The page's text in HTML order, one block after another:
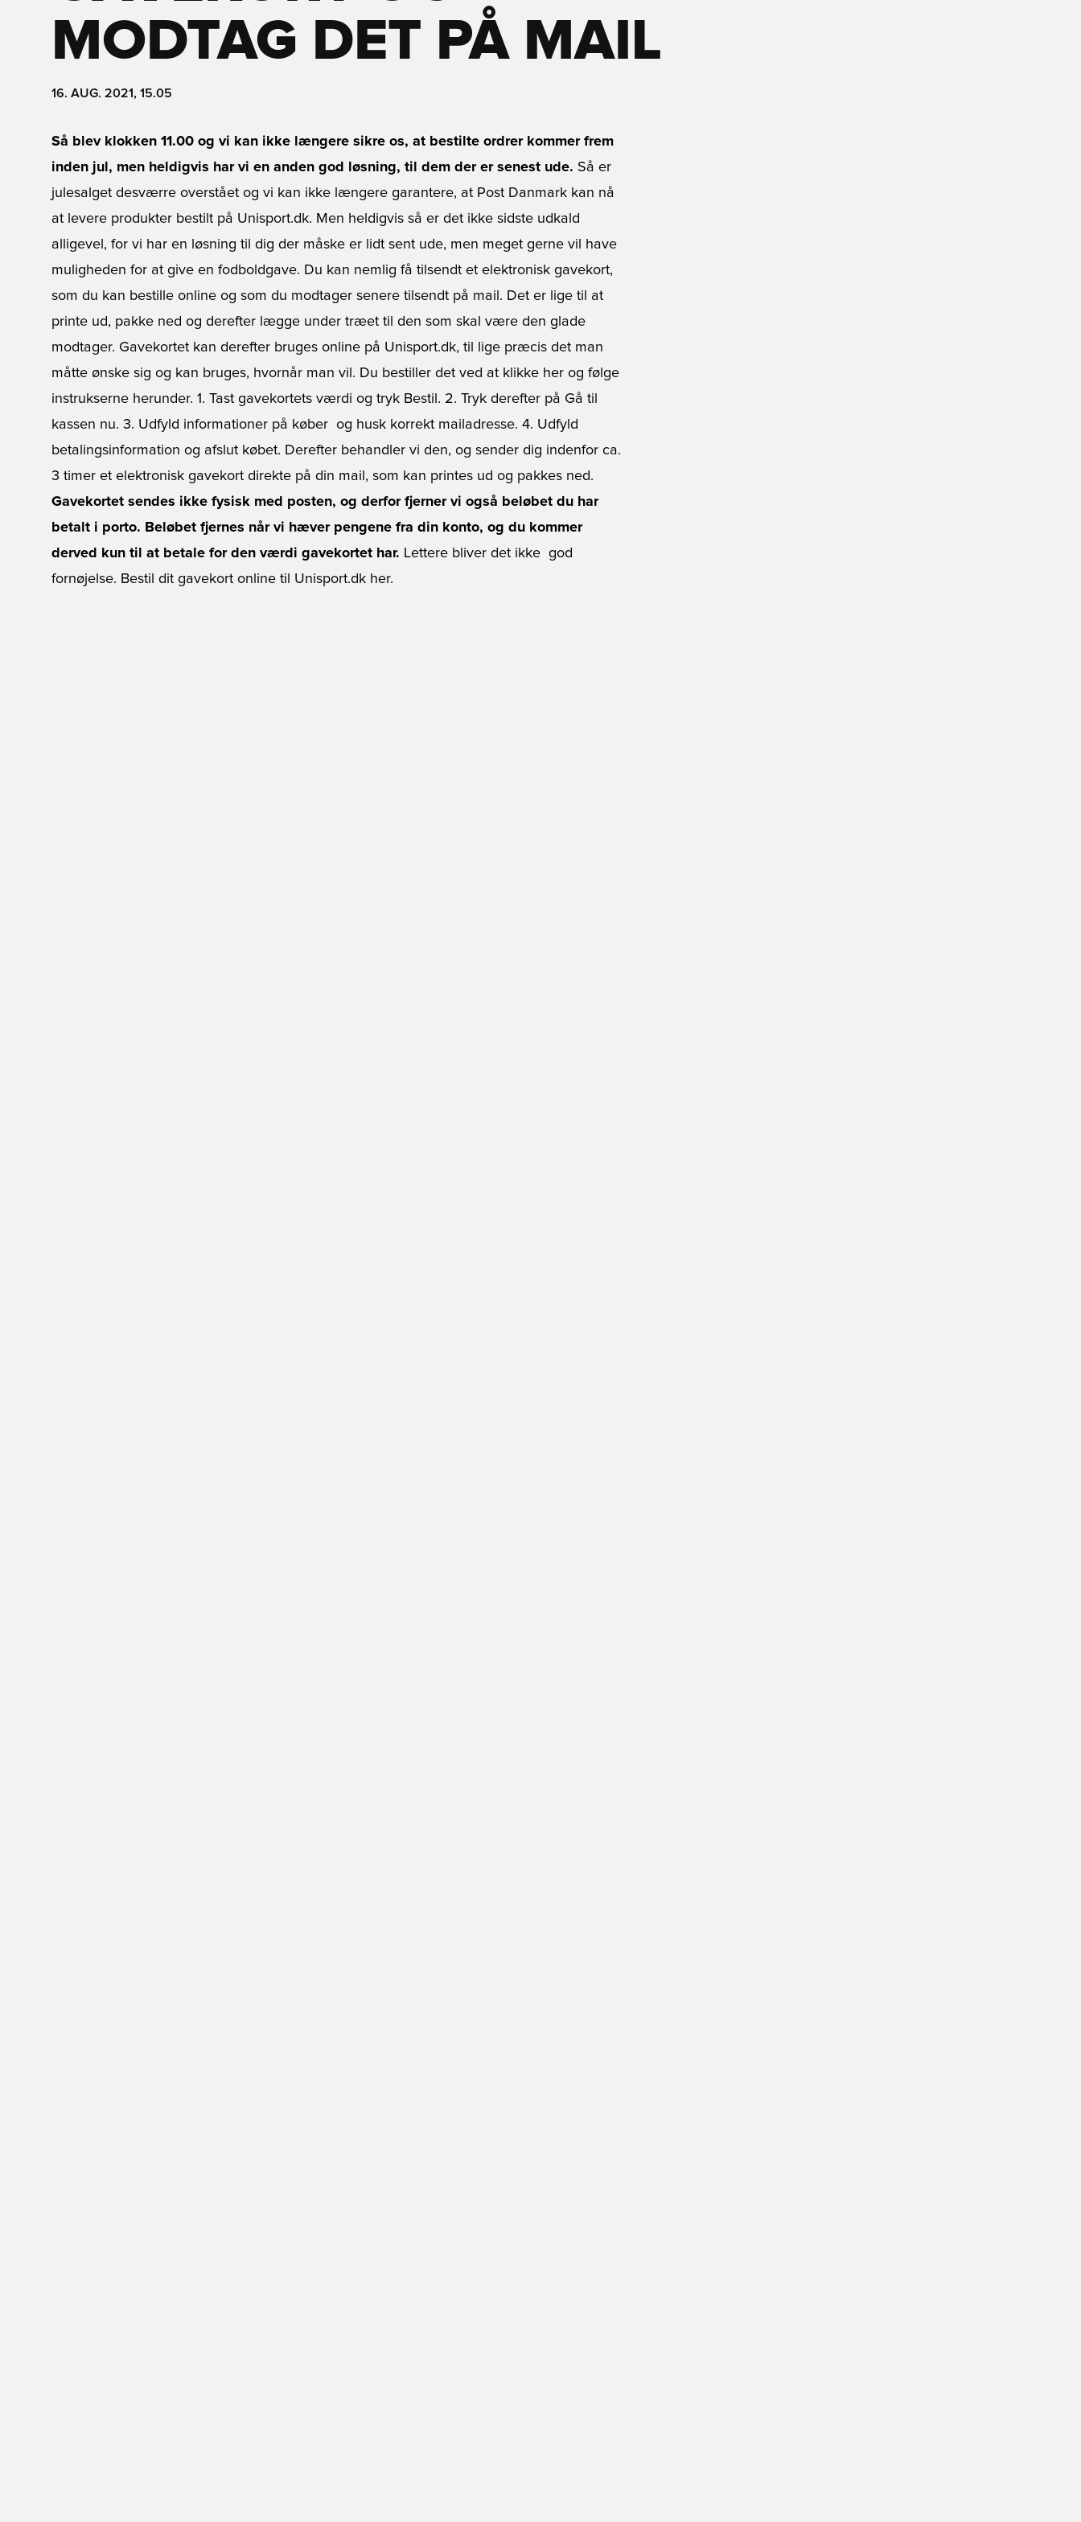
MODTAG DET PÅ MAIL
16. AUG. 2021, 15.05
Så blev klokken 11.00 og vi kan ikke længere sikre os, at bestilte ordrer kommer frem
inden jul, men heldigvis har vi en anden god løsning, til dem der er senest ude. Så er
julesalget desværre overstået og vi kan ikke længere garantere, at Post Danmark kan nå
at levere produkter bestilt på Unisport.dk. Men heldigvis så er det ikke sidste udkald
alligevel, for vi har en løsning til dig der måske er lidt sent ude, men meget gerne vil have
muligheden for at give en fodboldgave. Du kan nemlig få tilsendt et elektronisk gavekort,
som du kan bestille online og som du modtager senere tilsendt på mail. Det er lige til at
printe ud, pakke ned og derefter lægge under træet til den som skal være den glade
modtager. Gavekortet kan derefter bruges online på Unisport.dk, til lige præcis det man
måtte ønske sig og kan bruges, hvornår man vil. Du bestiller det ved at klikke her og følge
instrukserne herunder. 1. Tast gavekortets værdi og tryk Bestil. 2. Tryk derefter på Gå til
kassen nu. 3. Udfyld informationer på køber  og husk korrekt mailadresse. 4. Udfyld
betalingsinformation og afslut købet. Derefter behandler vi den, og sender dig indenfor ca.
3 timer et elektronisk gavekort direkte på din mail, som kan printes ud og pakkes ned.
Gavekortet sendes ikke fysisk med posten, og derfor fjerner vi også beløbet du har
betalt i porto. Beløbet fjernes når vi hæver pengene fra din konto, og du kommer
derved kun til at betale for den værdi gavekortet har. Lettere bliver det ikke  god
fornøjelse. Bestil dit gavekort online til Unisport.dk her.